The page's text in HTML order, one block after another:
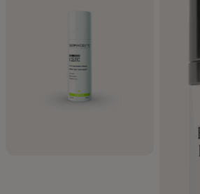
Därför ska du använda
Vad är den bästa investeringen i din hud?
hudens åldrande och minimerar riskerna för
förlängningen hudcancer. Du ska helst
skadliga strålar året om – ja, det gäller även
oktoberdagar.
Olika typer av dagkräm
Det finns många olika sorters dagkräm med
vanligtvis med SPF 15–50. Ett tips är att